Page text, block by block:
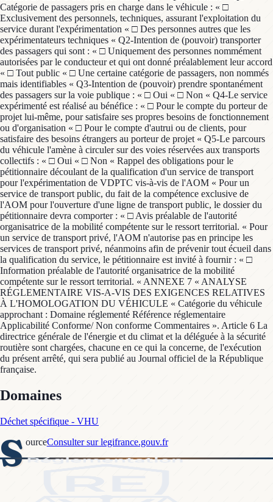
Domaines
Déchet spécifique - VHU
S ourceConsulter sur legifrance.gouv.fr